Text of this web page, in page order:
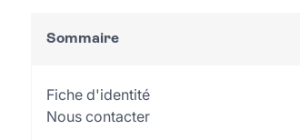
Sommaire
Fiche d'identité
Nous contacter